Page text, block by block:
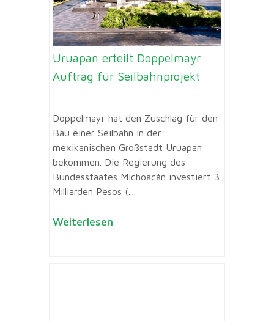
Uruapan erteilt Doppelmayr
Auftrag für Seilbahnprojekt
Doppelmayr hat den Zuschlag für den
Bau einer Seilbahn in der
mexikanischen Großstadt Uruapan
bekommen. Die Regierung des
Bundesstaates Michoacán investiert 3
Milliarden Pesos (...
Weiterlesen